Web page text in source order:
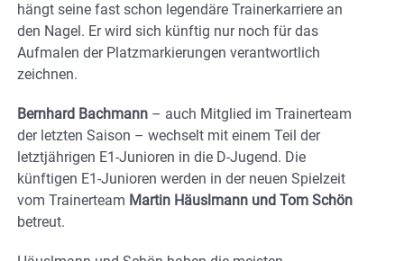
hängt seine fast schon legendäre Trainerkarriere an
den Nagel. Er wird sich künftig nur noch für das
Aufmalen der Platzmarkierungen verantwortlich
zeichnen.
Bernhard Bachmann – auch Mitglied im Trainerteam
der letzten Saison – wechselt mit einem Teil der
letztjährigen E1-Junioren in die D-Jugend. Die
künftigen E1-Junioren werden in der neuen Spielzeit
vom Trainerteam Martin Häuslmann und Tom Schön
betreut.